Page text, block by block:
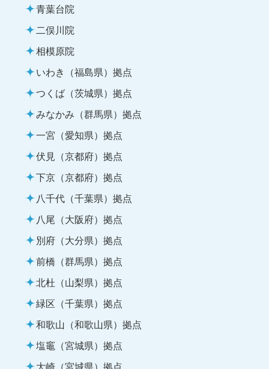
青葉台院
二俣川院
相模原院
いわき（福島県）拠点
つくば（茨城県）拠点
みなかみ（群馬県）拠点
一宮（愛知県）拠点
伏見（京都府）拠点
下京（京都府）拠点
八千代（千葉県）拠点
八尾（大阪府）拠点
別府（大分県）拠点
前橋（群馬県）拠点
北杜（山梨県）拠点
緑区（千葉県）拠点
和歌山（和歌山県）拠点
塩竈（宮城県）拠点
大崎（宮城県）拠点